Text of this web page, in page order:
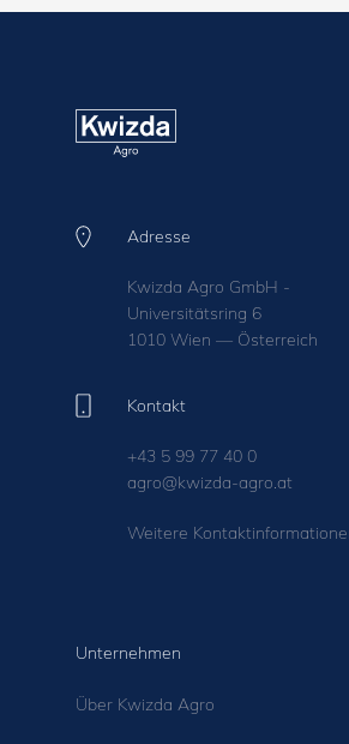
Adresse
Kwizda Agro GmbH -
Universitätsring 6
1010 Wien — Österreich
Kontakt
+43 5 99 77 40 0
agro@kwizda-agro.at
Weitere
Unternehmen
Über Kwizda Agro